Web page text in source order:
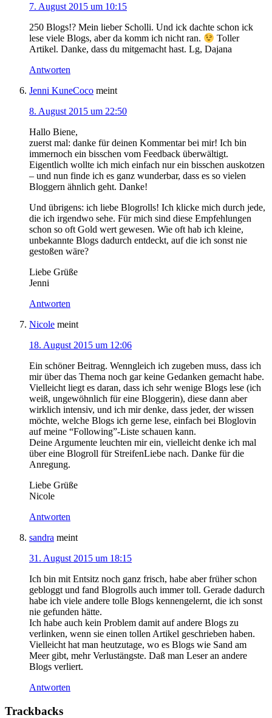
7. August 2015 um 10:15
250 Blogs!? Mein lieber Scholli. Und ick dachte schon ick
lese viele Blogs, aber da komm ich nicht ran.
Toller
Artikel. Danke, dass du mitgemacht hast. Lg, Dajana
Antworten
Jenni KuneCoco meint
8. August 2015 um 22:50
Hallo Biene,
zuerst mal: danke für deinen Kommentar bei mir! Ich bin
immernoch ein bisschen vom Feedback überwältigt.
Eigentlich wollte ich mich einfach nur ein bisschen auskotzen
– und nun finde ich es ganz wunderbar, dass es so vielen
Bloggern ähnlich geht. Danke!
Und übrigens: ich liebe Blogrolls! Ich klicke mich durch jede,
die ich irgendwo sehe. Für mich sind diese Empfehlungen
schon so oft Gold wert gewesen. Wie oft hab ich kleine,
unbekannte Blogs dadurch entdeckt, auf die ich sonst nie
gestoßen wäre?
Liebe Grüße
Jenni
Antworten
Nicole meint
18. August 2015 um 12:06
Ein schöner Beitrag. Wenngleich ich zugeben muss, dass ich
mir über das Thema noch gar keine Gedanken gemacht habe.
Vielleicht liegt es daran, dass ich sehr wenige Blogs lese (ich
weiß, ungewöhnlich für eine Bloggerin), diese dann aber
wirklich intensiv, und ich mir denke, dass jeder, der wissen
möchte, welche Blogs ich gerne lese, einfach bei Bloglovin
auf meine “Following”-Liste schauen kann.
Deine Argumente leuchten mir ein, vielleicht denke ich mal
über eine Blogroll für StreifenLiebe nach. Danke für die
Anregung.
Liebe Grüße
Nicole
Antworten
sandra meint
31. August 2015 um 18:15
Ich bin mit Entsitz noch ganz frisch, habe aber früher schon
gebloggt und fand Blogrolls auch immer toll. Gerade dadurch
habe ich viele andere tolle Blogs kennengelernt, die ich sonst
nie gefunden hätte.
Ich habe auch kein Problem damit auf andere Blogs zu
verlinken, wenn sie einen tollen Artikel geschrieben haben.
Vielleicht hat man heutzutage, wo es Blogs wie Sand am
Meer gibt, mehr Verlustängste. Daß man Leser an andere
Blogs verliert.
Antworten
Trackbacks